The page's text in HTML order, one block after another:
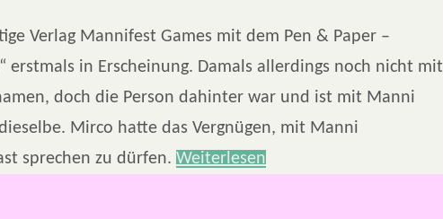
Verlag Mannifest Games mit dem Pen & Paper –
erstmals in Erscheinung. Damals allerdings noch nicht mit
doch die Person dahinter war und ist mit Manni
Mirco hatte das Vergnügen, mit Manni
sprechen zu dürfen. Weiterlesen